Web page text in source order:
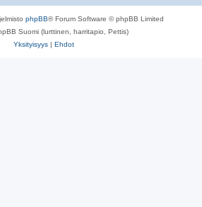
phpBB® Forum Software © phpBB Limited
Suomi (lurttinen, harritapio, Pettis)
Yksityisyys | Ehdot